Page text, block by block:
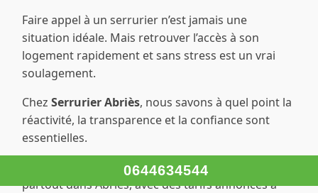
Faire appel à un serrurier n’est jamais une
situation idéale. Mais retrouver l’accès à son
logement rapidement et sans stress est un vrai
soulagement.
Chez Serrurier Abriès, nous savons à quel point la
réactivité, la transparence et la confiance sont
essentielles.
C’est pourquoi nous intervenons 24h/24, 7j/7,
partout dans Abriès, avec des tarifs annoncés à
0644634544